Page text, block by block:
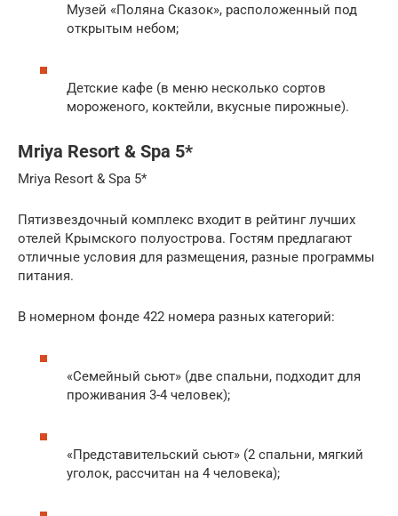
Музей «Поляна Сказок», расположенный под
открытым небом;
Детские кафе (в меню несколько сортов
мороженого, коктейли, вкусные пирожные).
Mriya Resort & Spa 5*
Mriya Resort & Spa 5*
Пятизвездочный комплекс входит в рейтинг лучших
отелей Крымского полуострова. Гостям предлагают
отличные условия для размещения, разные программы
питания.
В номерном фонде 422 номера разных категорий:
«Семейный сьют» (две спальни, подходит для
проживания 3-4 человек);
«Представительский сьют» (2 спальни, мягкий
уголок, рассчитан на 4 человека);